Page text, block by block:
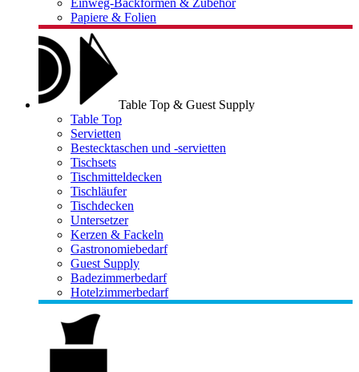
Einweg-Backformen & Zubehör
Papiere & Folien
Table Top & Guest Supply
Table Top
Servietten
Bestecktaschen und -servietten
Tischsets
Tischmitteldecken
Tischläufer
Tischdecken
Untersetzer
Kerzen & Fackeln
Gastronomiebedarf
Guest Supply
Badezimmerbedarf
Hotelzimmerbedarf